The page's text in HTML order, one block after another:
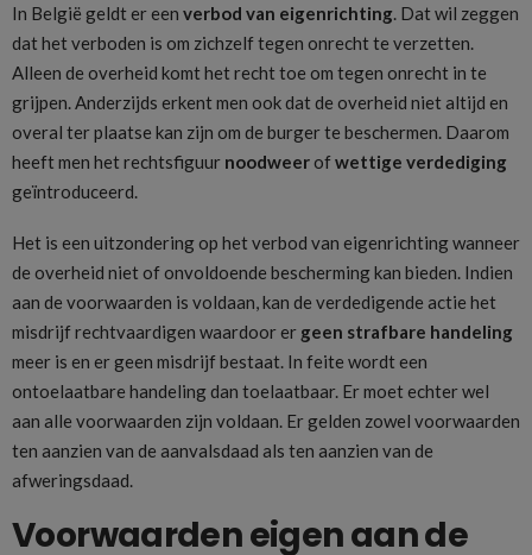
In België geldt er een verbod van eigenrichting . Dat wil zeggen
dat het verboden is om zichzelf tegen onrecht te verzetten.
Alleen de overheid komt het recht toe om tegen onrecht in te
grijpen. Anderzijds erkent men ook dat de overheid niet altijd en
overal ter plaatse kan zijn om de burger te beschermen. Daarom
heeft men het rechtsfiguur noodweer ofwettige verdediging
geïntroduceerd.
Het is een uitzondering op het verbod van eigenrichting wanneer
de overheid niet of onvoldoende bescherming kan bieden. Indien
aan de voorwaarden is voldaan, kan de verdedigende actie het
misdrijf rechtvaardigen waardoor er geen strafbare handeling
meer is en er geen misdrijf bestaat. In feite wordt een
ontoelaatbare handeling dan toelaatbaar. Er moet echter wel
aan alle voorwaarden zijn voldaan. Er gelden zowel voorwaarden
ten aanzien van de aanvalsdaad als ten aanzien van de
afweringsdaad.
Voorwaarden eigen aan de